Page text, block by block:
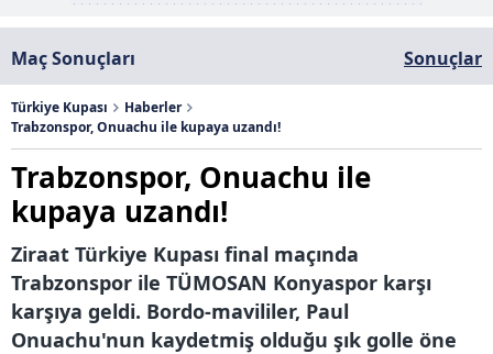
Maç Sonuçları Sonuçlar
Türkiye Kupası
Haberler
Trabzonspor, Onuachu ile kupaya uzandı!
Trabzonspor, Onuachu ile
kupaya uzandı!
Ziraat Türkiye Kupası final maçında
Trabzonspor ile TÜMOSAN Konyaspor karşı
karşıya geldi. Bordo-mavililer, Paul
Onuachu'nun kaydetmiş olduğu şık golle öne